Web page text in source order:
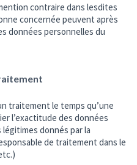
contraire dans lesdites
concernée peuvent après
données personnelles du
traitement le temps qu’une
l’exactitude des données
donnés par la
de traitement dans le